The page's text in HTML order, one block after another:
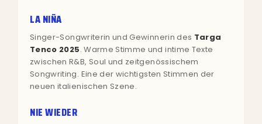
LA NIÑA
Singer-Songwriterin und Gewinnerin des Targa
Tenco 2025. Warme Stimme und intime Texte
zwischen R&B, Soul und zeitgenössischem
Songwriting. Eine der wichtigsten Stimmen der
neuen italienischen Szene.
NIE WIEDER